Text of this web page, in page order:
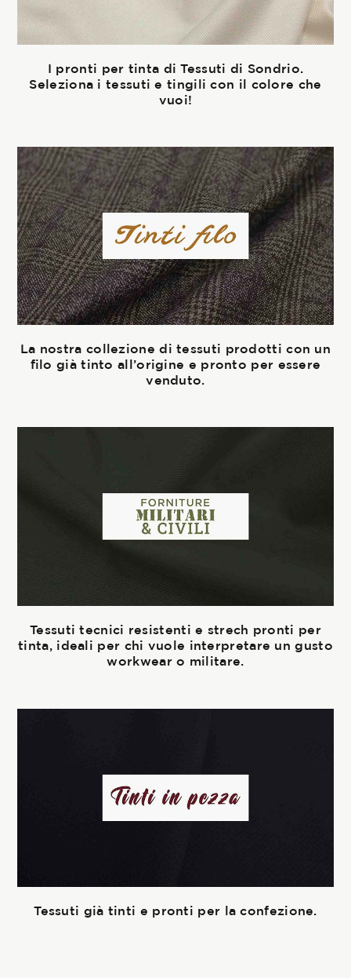
I pronti per tinta di Tessuti di Sondrio.
Seleziona i tessuti e tingili con il colore che
vuoi!
La nostra collezione di tessuti prodotti con un
filo già tinto all’origine e pronto per essere
venduto.
Tessuti tecnici resistenti e strech pronti per
tinta, ideali per chi vuole interpretare un gusto
workwear o militare.
Tessuti già tinti e pronti per la confezione.